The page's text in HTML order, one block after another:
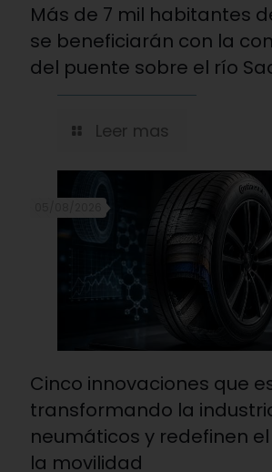
Más de 7 mil habitantes
se beneficiarán con la
del puente sobre el río
Leer mas
Cinco innovaciones que
transformando la
neumáticos y redefinen
la movilidad